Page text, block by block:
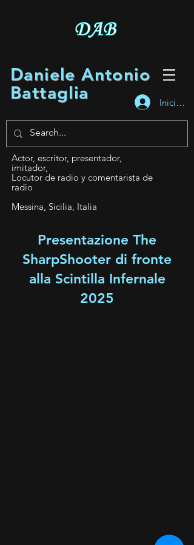
Daniele Antonio
Battaglia
Iniciar
Actor, escritor, presentador,
imitador,
Locutor de radio y comentarista de
radio
Messina, Sicilia, Italia
Presentazione The
SharpShooter di fronte
alla Scintilla Infernale
2025